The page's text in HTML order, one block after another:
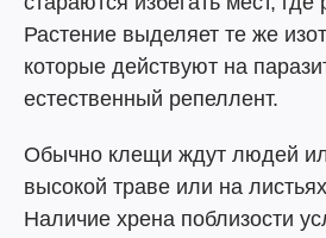
Растение выделяет те же
которые действуют на
естественный репеллент.
Обычно клещи ждут людей
высокой траве или на
Наличие хрена поблизости